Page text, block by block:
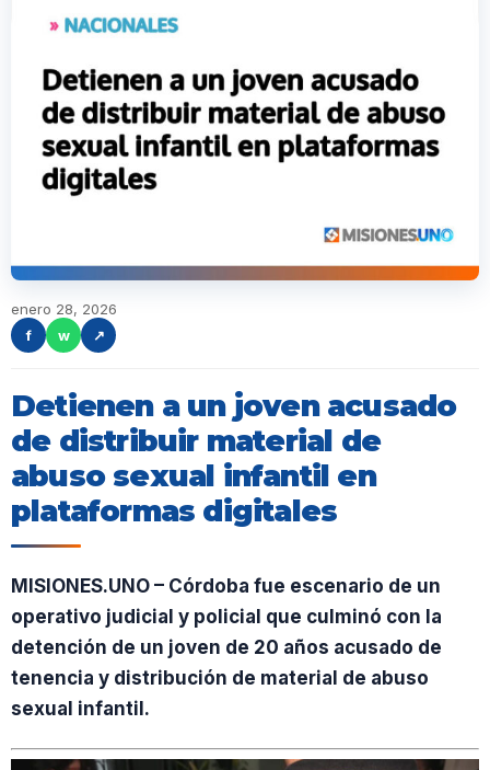
enero 28, 2026
f
w ↗
Detienen a un joven acusado
de distribuir material de
abuso sexual infantil en
plataformas digitales
MISIONES.UNO – Córdoba fue escenario de un
operativo judicial y policial que culminó con la
detención de un joven de 20 años acusado de
tenencia y distribución de material de abuso
sexual infantil.